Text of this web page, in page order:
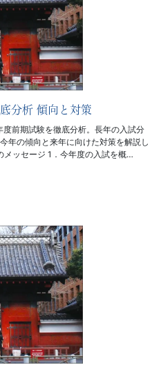
分析 傾向と対策
前期試験を徹底分析。長年の入試分
年の傾向と来年に向けた対策を解説し
メッセージ 1．今年度の入試を概…